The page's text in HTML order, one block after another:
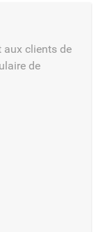
aux clients de
de